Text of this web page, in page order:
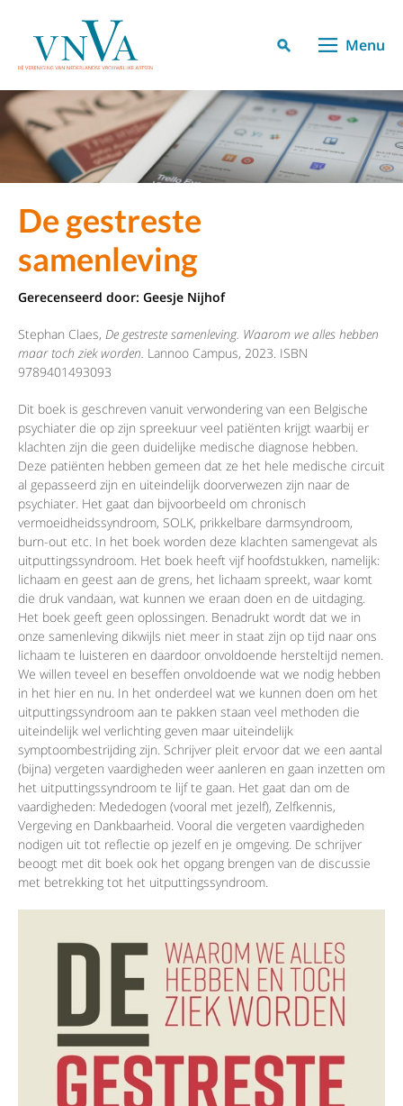
Menu
De gestreste
samenleving
Gerecenseerd door: Geesje Nijhof
Stephan Claes, De gestreste samenleving. Waarom we alles hebben
maar toch ziek worden. Lannoo Campus, 2023. ISBN
9789401493093
Dit boek is geschreven vanuit verwondering van een Belgische
psychiater die op zijn spreekuur veel patiënten krijgt waarbij er
klachten zijn die geen duidelijke medische diagnose hebben.
Deze patiënten hebben gemeen dat ze het hele medische circuit
al gepasseerd zijn en uiteindelijk doorverwezen zijn naar de
psychiater. Het gaat dan bijvoorbeeld om chronisch
vermoeidheidssyndroom, SOLK, prikkelbare darmsyndroom,
burn-out etc. In het boek worden deze klachten samengevat als
uitputtingssyndroom. Het boek heeft vijf hoofdstukken, namelijk:
lichaam en geest aan de grens, het lichaam spreekt, waar komt
die druk vandaan, wat kunnen we eraan doen en de uitdaging.
Het boek geeft geen oplossingen. Benadrukt wordt dat we in
onze samenleving dikwijls niet meer in staat zijn op tijd naar ons
lichaam te luisteren en daardoor onvoldoende hersteltijd nemen.
We willen teveel en beseffen onvoldoende wat we nodig hebben
in het hier en nu. In het onderdeel wat we kunnen doen om het
uitputtingssyndroom aan te pakken staan veel methoden die
uiteindelijk wel verlichting geven maar uiteindelijk
symptoombestrijding zijn. Schrijver pleit ervoor dat we een aantal
(bijna) vergeten vaardigheden weer aanleren en gaan inzetten om
het uitputtingssyndroom te lijf te gaan. Het gaat dan om de
vaardigheden: Mededogen (vooral met jezelf), Zelfkennis,
Vergeving en Dankbaarheid. Vooral die vergeten vaardigheden
nodigen uit tot reflectie op jezelf en je omgeving. De schrijver
beoogt met dit boek ook het opgang brengen van de discussie
met betrekking tot het uitputtingssyndroom.